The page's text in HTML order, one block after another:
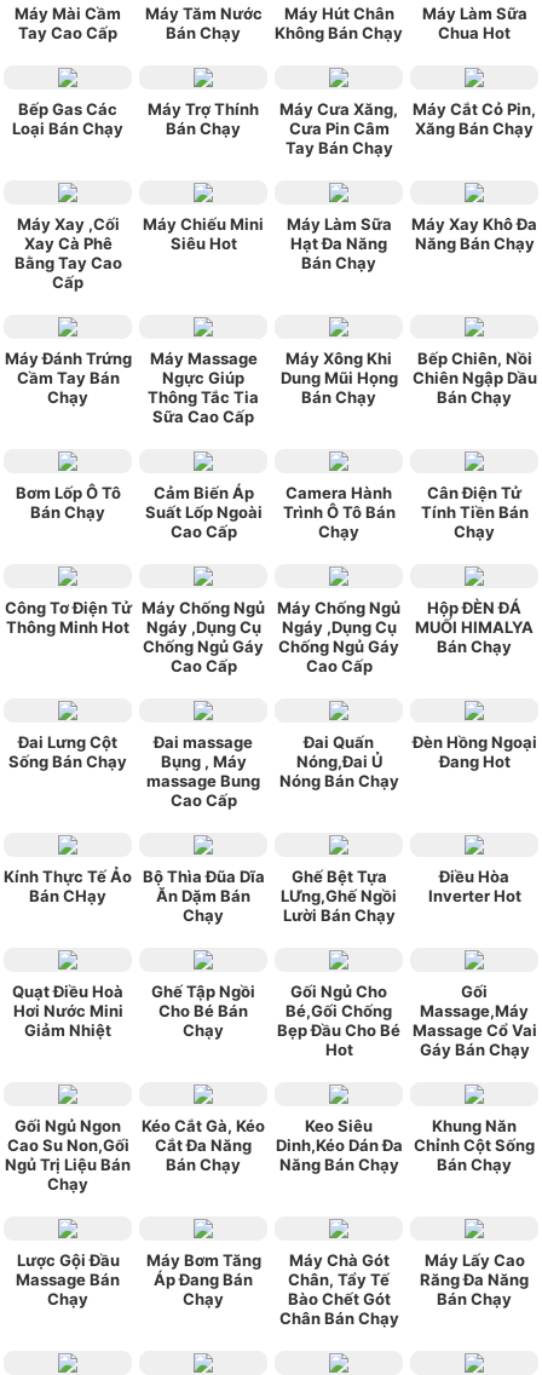
Máy Mài Cầm
Tay Cao Cấp
Máy Tăm Nước
Bán Chạy
Máy Hút Chân
Không Bán Chạy
Máy Làm Sữa
Chua Hot
Bếp Gas Các
Loại Bán Chạy
Máy Trợ Thính
Bán Chạy
Máy Cưa Xăng,
Cưa Pin Câm
Tay Bán Chạy
Máy Cắt Cỏ Pin,
Xăng Bán Chạy
Máy Xay ,Cối
Xay Cà Phê
Bằng Tay Cao
Cấp
Máy Chiếu Mini
Siêu Hot
Máy Làm Sữa
Hạt Đa Năng
Bán Chạy
Máy Xay Khô Đa
Năng Bán Chạy
Máy Đánh Trứng
Cầm Tay Bán
Chạy
Máy Massage
Ngực Giúp
Thông Tắc Tia
Sữa Cao Cấp
Máy Xông Khi
Dung Mũi Họng
Bán Chạy
Bếp Chiên, Nồi
Chiên Ngập Dầu
Bán Chạy
Bơm Lốp Ô Tô
Bán Chạy
Cảm Biến Áp
Suất Lốp Ngoài
Cao Cấp
Camera Hành
Trình Ô Tô Bán
Chạy
Cân Điện Tử
Tính Tiền Bán
Chạy
Công Tơ Điện Tử
Thông Minh Hot
Máy Chống Ngủ
Ngáy ,Dụng Cụ
Chống Ngủ Gáy
Cao Cấp
Máy Chống Ngủ
Ngáy ,Dụng Cụ
Chống Ngủ Gáy
Cao Cấp
Hộp ĐÈN ĐÁ
MUỐI HIMALYA
Bán Chạy
Đai Lưng Cột
Sống Bán Chạy
Đai massage
Bụng , Máy
massage Bung
Cao Cấp
Đai Quấn
Nóng,Đai Ủ
Nóng Bán Chạy
Đèn Hồng Ngoại
Đang Hot
Kính Thực Tế Ảo
Bán CHạy
Bộ Thìa Đũa Dĩa
Ăn Dặm Bán
Chạy
Ghế Bệt Tựa
LƯng,Ghế Ngồi
Lười Bán Chạy
Điều Hòa
Inverter Hot
Quạt Điều Hoà
Hơi Nước Mini
Giảm Nhiệt
Ghế Tập Ngồi
Cho Bé Bán
Chạy
Gối Ngủ Cho
Bé,Gối Chống
Bẹp Đầu Cho Bé
Hot
Gối
Massage,Máy
Massage Cổ Vai
Gáy Bán Chạy
Gối Ngủ Ngon
Cao Su Non,Gối
Ngủ Trị Liệu Bán
Chạy
Kéo Cắt Gà, Kéo
Cắt Đa Năng
Bán Chạy
Keo Siêu
Dinh,Kéo Dán Đa
Năng Bán Chạy
Khung Năn
Chỉnh Cột Sống
Bán Chạy
Lược Gội Đầu
Massage Bán
Chạy
Máy Bơm Tăng
Áp Đang Bán
Chạy
Máy Chà Gót
Chân, Tẩy Tế
Bào Chết Gót
Chân Bán Chạy
Máy Lấy Cao
Răng Đa Năng
Bán Chạy